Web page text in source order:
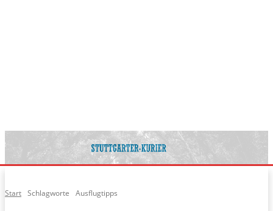
Start Schlagworte Ausflugtipps